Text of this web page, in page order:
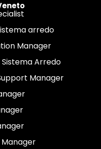
arredo
Manager
Arredo
Manager